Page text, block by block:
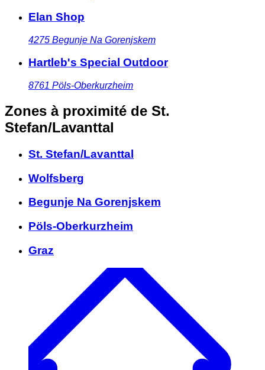
Elan Shop
4275 Begunje Na Gorenjskem
Hartleb's Special Outdoor
8761 Pöls-Oberkurzheim
Zones à proximité de St.
Stefan/Lavanttal
St. Stefan/Lavanttal
Wolfsberg
Begunje Na Gorenjskem
Pöls-Oberkurzheim
Graz